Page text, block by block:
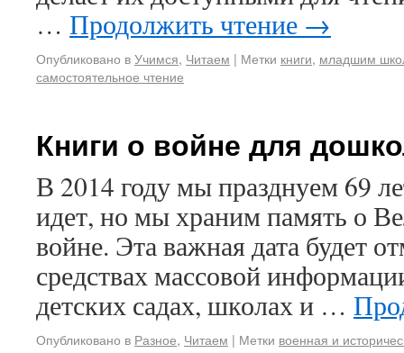
… Продолжить чтение →
Опубликовано вУчимся, Читаем | Метки книги, младшим
самостоятельное чтение
Книги о войне для
В 2014 году мы празднуем 69
идет, но мы храним память о
войне. Эта важная дата будет
средствах массовой
детских садах, школах и …
Опубликовано в Разное, Читаем | Метки военная и